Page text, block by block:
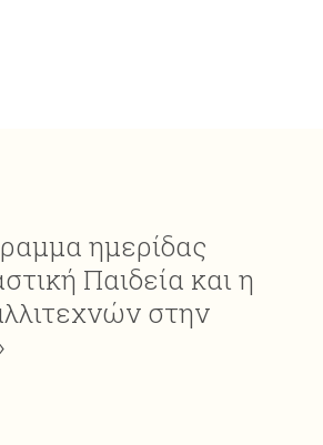
ημερίδας
Παιδεία και η
στην